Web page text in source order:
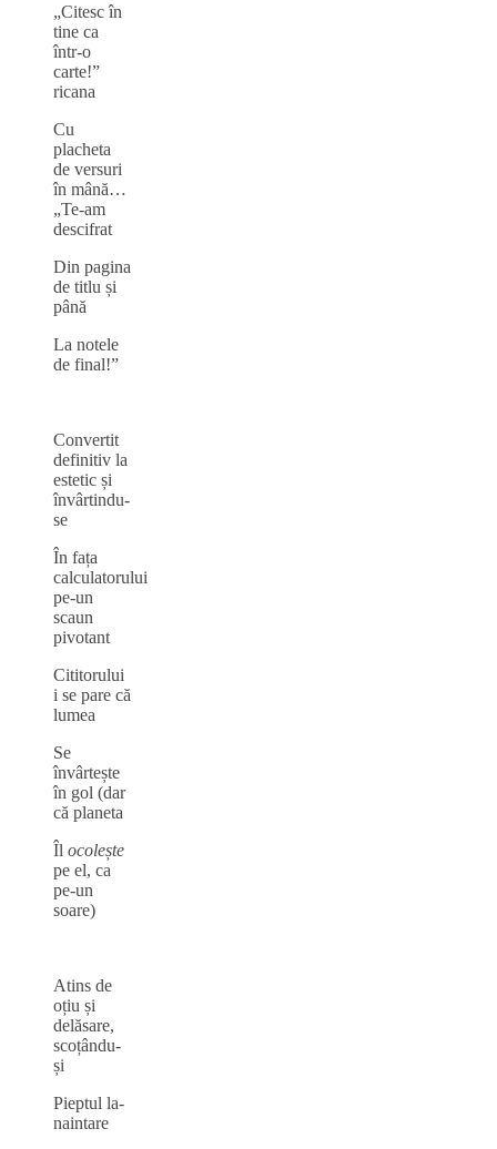
„Citesc în
tine ca
într-o
carte!”
ricana
Cu
placheta
de versuri
în mână…
„Te-am
descifrat
Din pagina
de titlu și
până
La notele
de final!”
Convertit
definitiv la
estetic și
învârtindu-
se
În fața
calculatorului
pe-un
scaun
pivotant
Cititorului
i se pare că
lumea
Se
învârtește
în gol (dar
că planeta
Îl ocolește
pe el, ca
pe-un
soare)
Atins de
oțiu și
delăsare,
scoțându-
și
Pieptul la-
naintare